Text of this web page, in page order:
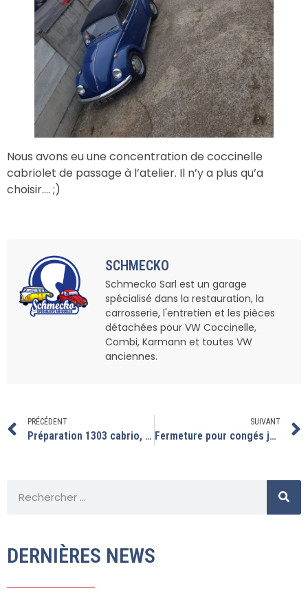
Nous avons eu une concentration de coccinelle
cabriolet de passage à l’atelier. Il n’y a plus qu’a
choisir…. ;)
SCHMECKO
Schmecko Sarl est un garage
spécialisé dans la restauration, la
carrosserie, l'entretien et les pièces
détachées pour VW Coccinelle,
Combi, Karmann et toutes VW
anciennes.
PRÉCÉDENT
Préparation 1303 cabrio, dépannage d’une 1300
SUIVANT
Fermeture pour congés jusqu’au 27 aout inclus.
DERNIÈRES NEWS